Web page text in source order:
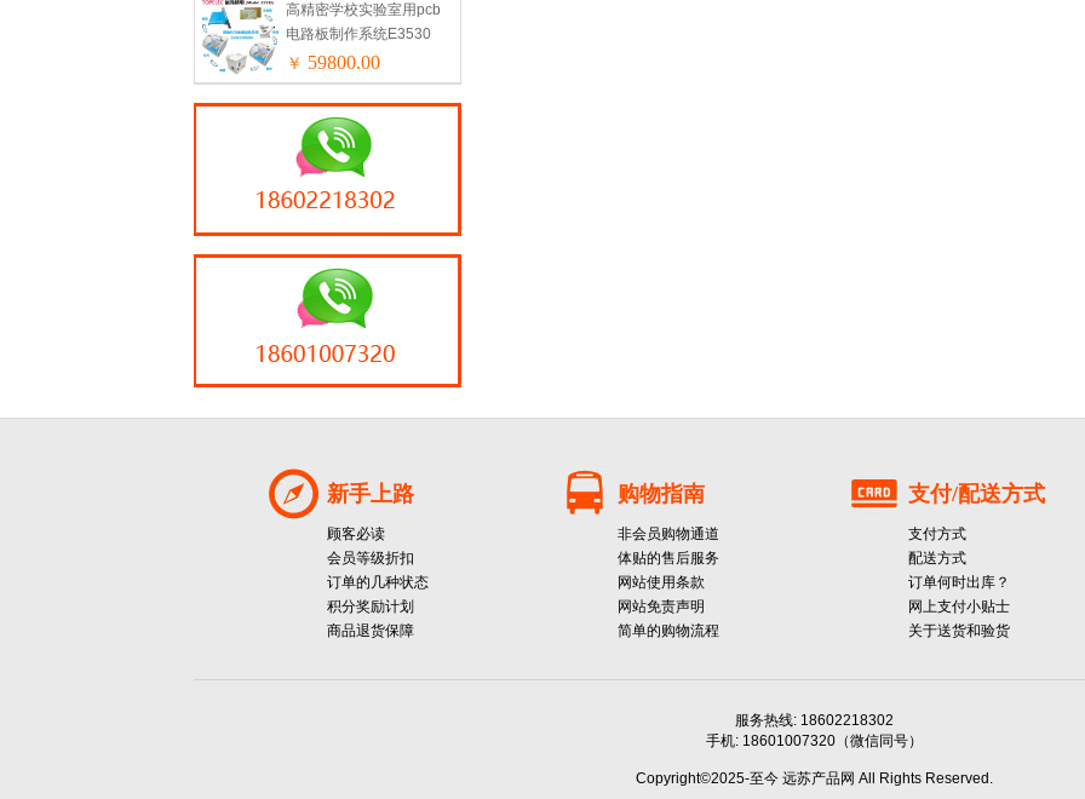
高精密学校实验室用pcb
电路板制作系统E3530
￥ 59800.00
新手上路
顾客必读
会员等级折扣
订单的几种状态
积分奖励计划
商品退货保障
购物指南
非会员购物通道
体贴的售后服务
网站使用条款
网站免责声明
简单的购物流程
支付/配送方式
支付方式
配送方式
订单何时出库？
网上支付小贴士
关于送货和验货
服务热线: 18602218302
手机: 18601007320（微信同号）
Copyright©2025-至今 远苏产品网 All Rights Reserved.